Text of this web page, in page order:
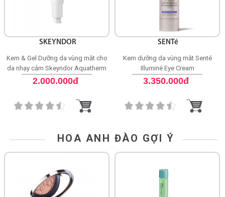
SKEYNDOR
Kem & Gel Dưỡng da vùng mắt cho
da nhạy cảm Skeyndor Aquatherm
Eye Contour Gel-in-Cream
2.000.000đ
SENTé
Kem dưỡng da vùng mắt Senté
Illuminé Eye Cream
3.350.000đ
HOA ANH ĐÀO GỢI Ý